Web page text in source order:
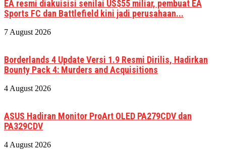
EA resmi diakuisisi senilai US$55 miliar, pembuat EA
Sports FC dan Battlefield kini jadi perusahaan...
7 August 2026
Borderlands 4 Update Versi 1.9 Resmi Dirilis, Hadirkan
Bounty Pack 4: Murders and Acquisitions
4 August 2026
ASUS Hadiran Monitor ProArt OLED PA279CDV dan
PA329CDV
4 August 2026